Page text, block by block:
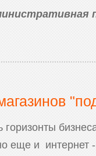
еще и интернет